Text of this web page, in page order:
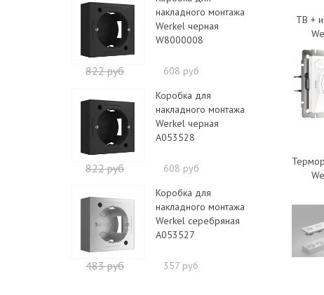
ТВ +
накладного монтажа
Werkel черная
W8000008
822 руб
608 руб
Коробка для
накладного монтажа
Werkel черная
A053528
822 руб
608 руб
Коробка для
накладного монтажа
Werkel серебряная
A053527
483 руб 357 руб